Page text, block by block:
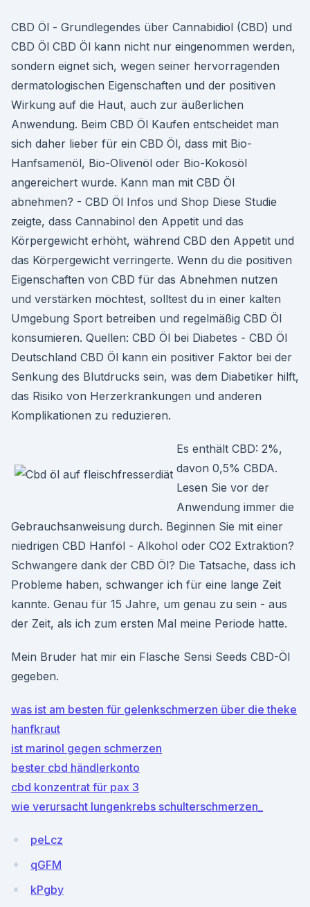
CBD Öl - Grundlegendes über Cannabidiol (CBD) und
CBD Öl CBD Öl kann nicht nur eingenommen werden,
sondern eignet sich, wegen seiner hervorragenden
dermatologischen Eigenschaften und der positiven
Wirkung auf die Haut, auch zur äußerlichen
Anwendung. Beim CBD Öl Kaufen entscheidet man
sich daher lieber für ein CBD Öl, dass mit Bio-
Hanfsamenöl, Bio-Olivenöl oder Bio-Kokosöl
angereichert wurde. Kann man mit CBD Öl
abnehmen? - CBD Öl Infos und Shop Diese Studie
zeigte, dass Cannabinol den Appetit und das
Körpergewicht erhöht, während CBD den Appetit und
das Körpergewicht verringerte. Wenn du die positiven
Eigenschaften von CBD für das Abnehmen nutzen
und verstärken möchtest, solltest du in einer kalten
Umgebung Sport betreiben und regelmäßig CBD Öl
konsumieren. Quellen: CBD Öl bei Diabetes - CBD Öl
Deutschland CBD Öl kann ein positiver Faktor bei der
Senkung des Blutdrucks sein, was dem Diabetiker hilft,
das Risiko von Herzerkrankungen und anderen
Komplikationen zu reduzieren.
Es enthält CBD: 2%,
davon 0,5% CBDA.
Lesen Sie vor der
Anwendung immer die
Gebrauchsanweisung durch. Beginnen Sie mit einer
niedrigen CBD Hanföl - Alkohol oder CO2 Extraktion?
Schwangere dank der CBD Öl? Die Tatsache, dass ich
Probleme haben, schwanger ich für eine lange Zeit
kannte. Genau für 15 Jahre, um genau zu sein - aus
der Zeit, als ich zum ersten Mal meine Periode hatte.
Mein Bruder hat mir ein Flasche Sensi Seeds CBD-Öl
gegeben.
was ist am besten für gelenkschmerzen über die theke
hanfkraut
ist marinol gegen schmerzen
bester cbd händlerkonto
cbd konzentrat für pax 3
wie verursacht lungenkrebs schulterschmerzen_
peLcz
qGFM
kPgby